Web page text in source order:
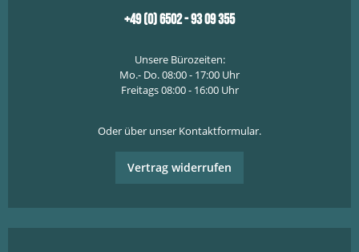
+49 (0) 6502 - 93 09 355
Unsere Bürozeiten:
Mo.- Do. 08:00 - 17:00 Uhr
Freitags 08:00 - 16:00 Uhr
Oder über unser Kontaktformular.
Vertrag widerrufen